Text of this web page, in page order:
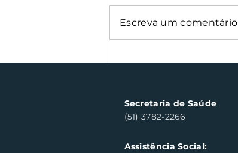
Clara do Sul
Escreva um comentário
Secretaria de Saúde
(51) 3782-2266
Assistência Social: